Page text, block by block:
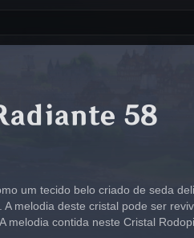
58
um tecido belo criado de seda
melodia deste cristal pode ser
melodia contida neste Cristal